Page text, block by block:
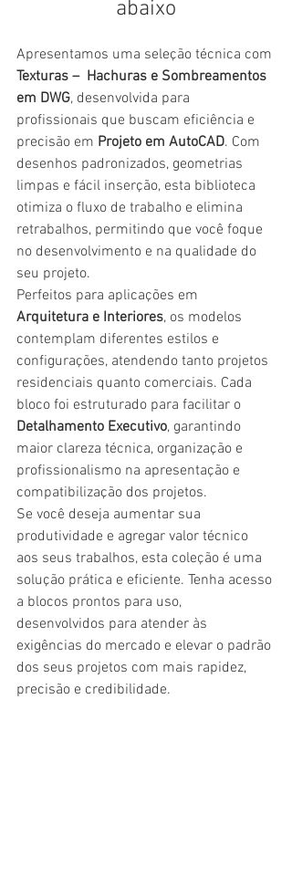
abaixo
Apresentamos uma seleção técnica com
Texturas –  Hachuras e Sombreamentos
em DWG, desenvolvida para
profissionais que buscam eficiência e
precisão em Projeto em AutoCAD. Com
desenhos padronizados, geometrias
limpas e fácil inserção, esta biblioteca
otimiza o fluxo de trabalho e elimina
retrabalhos, permitindo que você foque
no desenvolvimento e na qualidade do
seu projeto.
Perfeitos para aplicações em
Arquitetura e Interiores, os modelos
contemplam diferentes estilos e
configurações, atendendo tanto projetos
residenciais quanto comerciais. Cada
bloco foi estruturado para facilitar o
Detalhamento Executivo, garantindo
maior clareza técnica, organização e
profissionalismo na apresentação e
compatibilização dos projetos.
Se você deseja aumentar sua
produtividade e agregar valor técnico
aos seus trabalhos, esta coleção é uma
solução prática e eficiente. Tenha acesso
a blocos prontos para uso,
desenvolvidos para atender às
exigências do mercado e elevar o padrão
dos seus projetos com mais rapidez,
precisão e credibilidade.